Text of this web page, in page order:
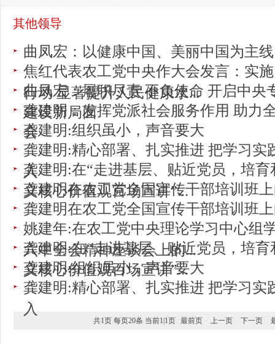
其他领导
曲凤宏：以健康中国、美丽中国为主
焦红代表农工党中央作大会发言：实
行动 显著提升人民健康水...
曲凤宏：履职尽责 不负使命 开启中央
建设新局面
龚建明：发挥党派社会服务作用 助力
会
龚建明:组织虽小，声音要大
龚建明:精心部署、扎实推进 把学习实
入
龚建明:在“走进基层、贴近党员，培
义核心价值观百场宣讲”...
龚建明在农工党全国宣传干部培训班
龚建明在农工党全国宣传干部培训班
姚建年:在农工党中央理论学习中心组
六中全会精神座谈会上的...
龚建明:在“走进基层、贴近党员，培
义核心价值观百场宣讲”...
龚建明:组织虽小，声音要大
龚建明:精心部署、扎实推进 把学习实
入
共1页 每页20条 当前1|1页 最前页 上一页 下一页